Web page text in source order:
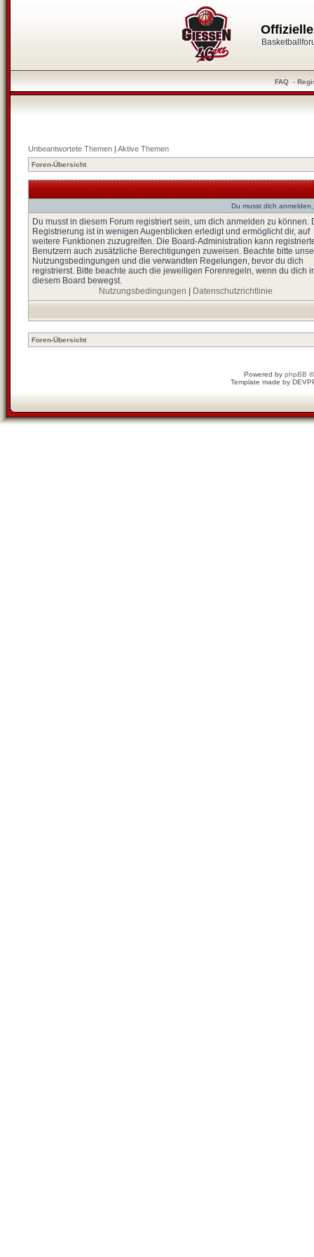
FAQ -
Unbeantwortete Themen | Aktive Themen
Foren-Übersicht
Du musst dich
Du musst in diesem Forum registriert sein, um dich anmelden zu können.
Registrierung ist in wenigen Augenblicken erledigt und ermöglicht dir, auf
weitere Funktionen zuzugreifen. Die Board-Administration kann
Benutzern auch zusätzliche Berechtigungen zuweisen. Beachte bitte
Nutzungsbedingungen und die verwandten Regelungen, bevor du dich
registrierst. Bitte beachte auch die jeweiligen Forenregeln, wenn du dich
diesem Board bewegst.
Nutzungsbedingungen
Datenschutzrichtlinie
Foren-Übersicht
Powered by phpBB
Template made by